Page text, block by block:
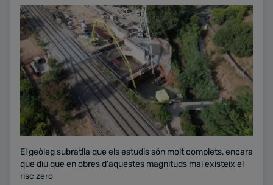
El geòleg subratlla que els estudis són molt complets, encara
que diu que en obres d'aquestes magnituds mai existeix el
risc zero